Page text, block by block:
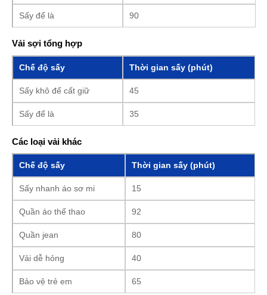
Sấy để là 90
Vải sợi tổng hợp
Chế độ sấy Thời gian sấy (phút)
Sấy khô để cất giữ 45
Sấy để là 35
Các loại vải khác
Chế độ sấy Thời gian sấy (phút)
Sấy nhanh áo sơ mi 15
Quần áo thể thao 92
Quần jean 80
Vải dễ hỏng 40
Bảo vệ trẻ em 65